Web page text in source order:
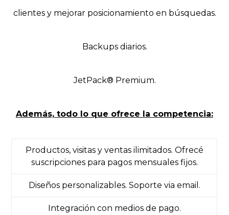
clientes y mejorar posicionamiento en búsquedas.
Backups diarios.
JetPack® Premium.
Además, todo lo que ofrece la competencia:
Productos, visitas y ventas ilimitados. Ofrecé
suscripciones para pagos mensuales fijos.
Diseños personalizables. Soporte via email.
Integración con medios de pago.